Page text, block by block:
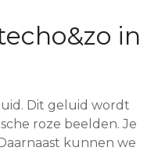
in
Dit geluid wordt
roze beelden. Je
kunnen we